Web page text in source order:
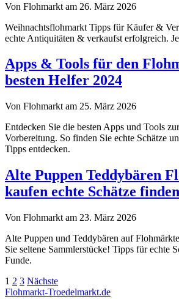
Von Flohmarkt am 26. März 2026
Weihnachtsflohmarkt Tipps für Käufer &
echte Antiquitäten & verkaufst erfolgreich.
Apps & Tools für den
besten Helfer 2024
Von Flohmarkt am 25. März 2026
Entdecken Sie die besten Apps und Tools
Vorbereitung. So finden Sie echte Schätze
Tipps entdecken.
Alte Puppen Teddybären
kaufen echte Schätze finden
Von Flohmarkt am 23. März 2026
Alte Puppen und Teddybären auf
Sie seltene Sammlerstücke! Tipps für echte
Funde.
Seitennummerierung
1 2 3 Nächste
Flohmarkt-Troedelmarkt.de